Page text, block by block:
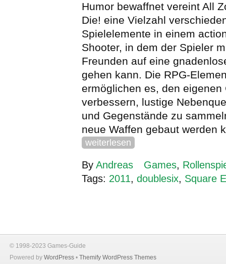
Humor bewaffnet vereint All
Die! eine Vielzahl
Spielelemente in einem
Shooter, in dem der Spieler
Freunden auf eine
gehen kann. Die RPG-
ermöglichen es, den eigenen
verbessern, lustige
und Gegenstände zu
neue Waffen gebaut werden
weiterlesen
By Andreas Games,
Tags: 2011, doublesix, Square
© 1998-2023 Games-Guide
Powered by WordPress • Themify WordPress Themes